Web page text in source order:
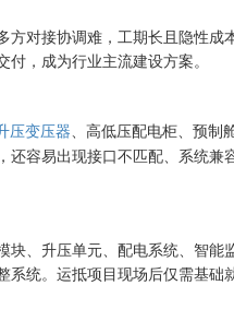
方对接协调难，工期长且隐性成
，成为行业主流建设方案。
压变压器、高低压配电柜、预制
还容易出现接口不匹配、系统兼
块、升压单元、配电系统、智能
系统。运抵项目现场后仅需基础